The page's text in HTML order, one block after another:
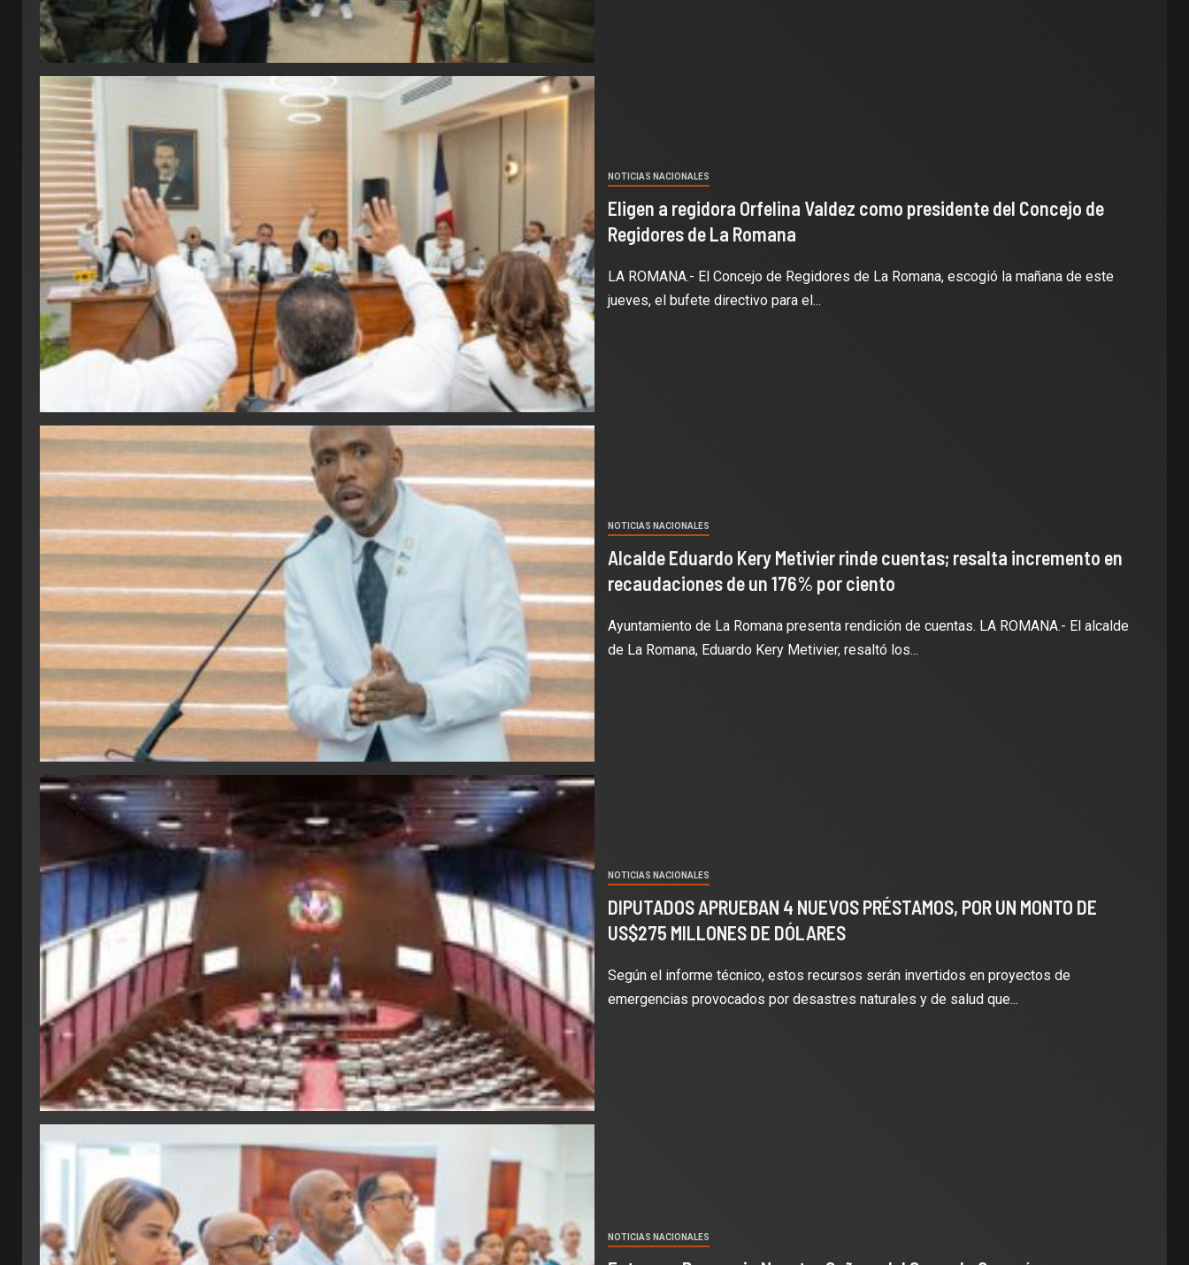
NOTICIAS NACIONALES
Eligen a regidora Orfelina Valdez como presidente del Concejo de
Regidores de La Romana
LA ROMANA.- El Concejo de Regidores de La Romana, escogió la mañana de este
jueves, el bufete directivo para el...
NOTICIAS NACIONALES
Alcalde Eduardo Kery Metivier rinde cuentas; resalta incremento en
recaudaciones de un 176% por ciento
Ayuntamiento de La Romana presenta rendición de cuentas. LA ROMANA.- El alcalde
de La Romana, Eduardo Kery Metivier, resaltó los...
NOTICIAS NACIONALES
DIPUTADOS APRUEBAN 4 NUEVOS PRÉSTAMOS, POR UN MONTO DE
US$275 MILLONES DE DÓLARES
Según el informe técnico, estos recursos serán invertidos en proyectos de
emergencias provocados por desastres naturales y de salud que...
NOTICIAS NACIONALES